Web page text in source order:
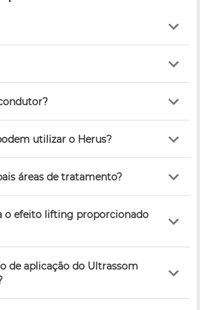
utilizar o Herus?
áreas de tratamento?
o efeito lifting proporcionado
de aplicação do Ultrassom